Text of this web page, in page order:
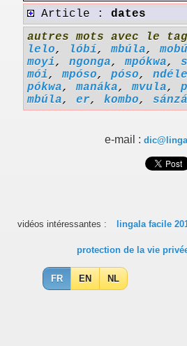
Article : dates
autres mots avec le
lelo, lóbí,mbúla,mobú
moyi, ngonga,mpókwa,
mói,mpóso, póso, ndéle
pókwa,manáka,mvula,
mbúla, er, kombo, sánzá
e-mail :
vidéos intéressantes : lingala facile
protection de la vie
FR EN NL